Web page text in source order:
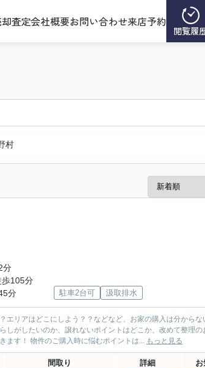
査定会社概要お問い合わせ来店予約
閲覧履
村
分
歩105分
分 駐車2台可 汲取排水
リアはどこにしよう？？などなど、お家の購入は分からな
がしたいのか、譲れないポイントはどこか、改めて整理の
させていただく中で、お客様に合ったお家と暮らしのご提案をさせていただきます！ 物件のご購入時に悩むポイントは... もっと見る
間取り 詳細 お